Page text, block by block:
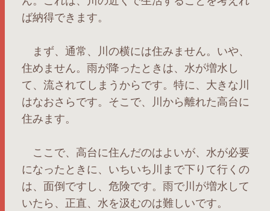
ば納得できます。
まず、通常、川の横には住みません。いや、
住めません。雨が降ったときは、水が増水し
て、流されてしまうからです。特に、大きな川
はなおさらです。そこで、川から離れた高台に
住みます。
ここで、高台に住んだのはよいが、水が必要
になったときに、いちいち川まで下りて行くの
は、面倒ですし、危険です。雨で川が増水して
いたら、正直、水を汲むのは難しいです。